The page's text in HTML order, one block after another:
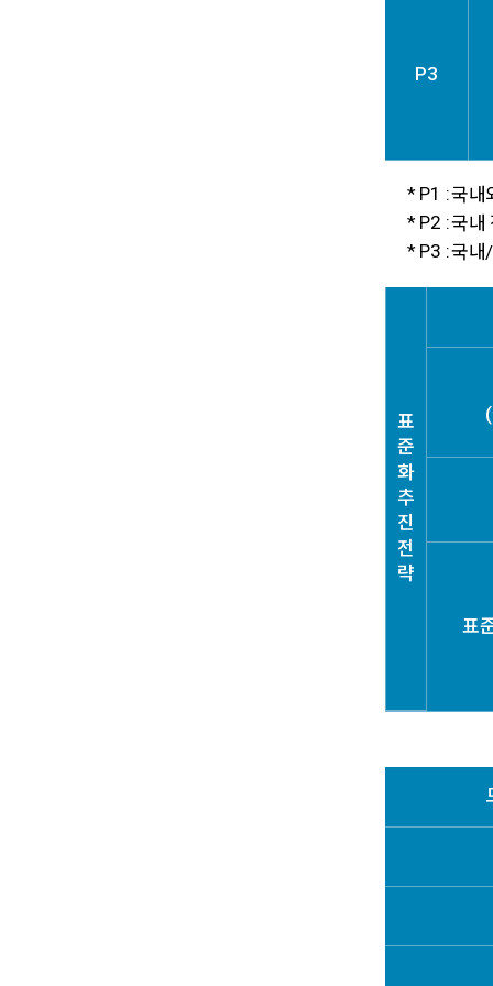
P3
* P1 :국내
* P2 :국내
* P3 :국내
표
준
화
추
진
전
략
표